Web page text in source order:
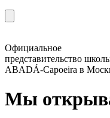
Официальное
представительство
ABADÁ-Capoeira в
Мы